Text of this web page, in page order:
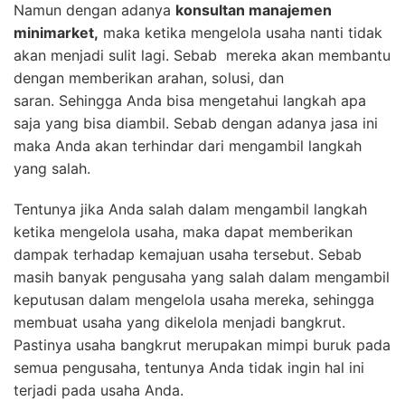
Namun dengan adanya konsultan manajemen
minimarket, maka ketika mengelola usaha nanti tidak
akan menjadi sulit lagi. Sebab mereka akan membantu
dengan memberikan arahan, solusi, dan
saran. Sehingga Anda bisa mengetahui langkah apa
saja yang bisa diambil. Sebab dengan adanya jasa ini
maka Anda akan terhindar dari mengambil langkah
yang salah.
Tentunya jika Anda salah dalam mengambil langkah
ketika mengelola usaha, maka dapat memberikan
dampak terhadap kemajuan usaha tersebut. Sebab
masih banyak pengusaha yang salah dalam mengambil
keputusan dalam mengelola usaha mereka, sehingga
membuat usaha yang dikelola menjadi bangkrut.
Pastinya usaha bangkrut merupakan mimpi buruk pada
semua pengusaha, tentunya Anda tidak ingin hal ini
terjadi pada usaha Anda.